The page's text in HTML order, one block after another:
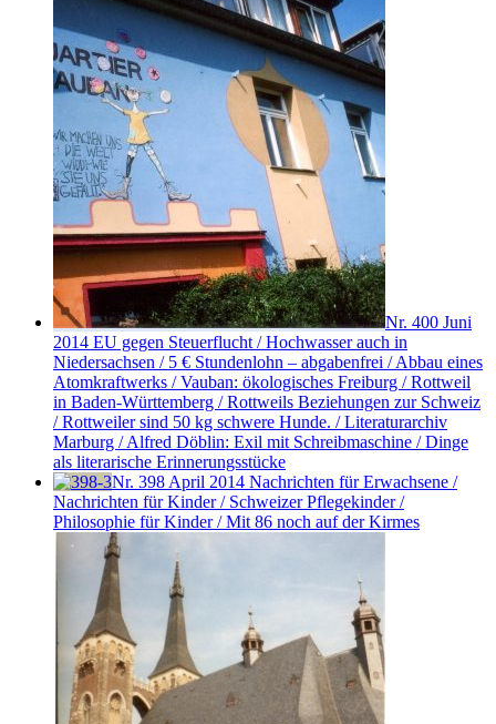
Nr. 400 Juni
2014 EU gegen Steuerflucht / Hochwasser auch in
Niedersachsen / 5 € Stundenlohn – abgabenfrei / Abbau eines
Atomkraftwerks / Vauban: ökologisches Freiburg / Rottweil
in Baden-Württemberg / Rottweils Beziehungen zur Schweiz
/ Rottweiler sind 50 kg schwere Hunde. / Literaturarchiv
Marburg / Alfred Döblin: Exil mit Schreibmaschine / Dinge
als literarische Erinnerungsstücke
Nr. 398 April 2014 Nachrichten für Erwachsene /
Nachrichten für Kinder / Schweizer Pflegekinder /
Philosophie für Kinder / Mit 86 noch auf der Kirmes